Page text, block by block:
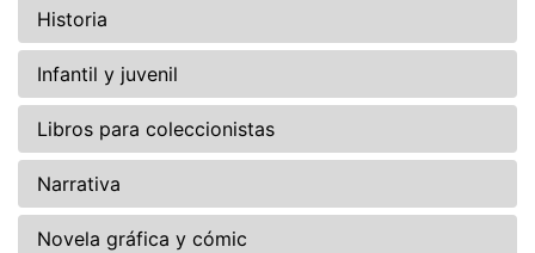
Historia
Infantil y juvenil
Libros para coleccionistas
Narrativa
Novela gráfica y cómic